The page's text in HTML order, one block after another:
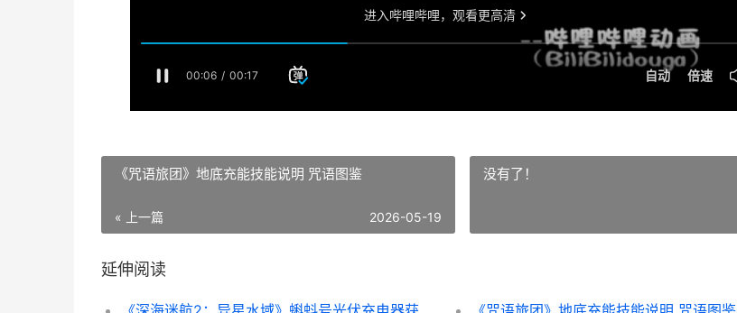
《咒语旅团》地底充能技能说明 咒语图鉴
« 上一篇 2026-05-19
没有了！
延伸阅读